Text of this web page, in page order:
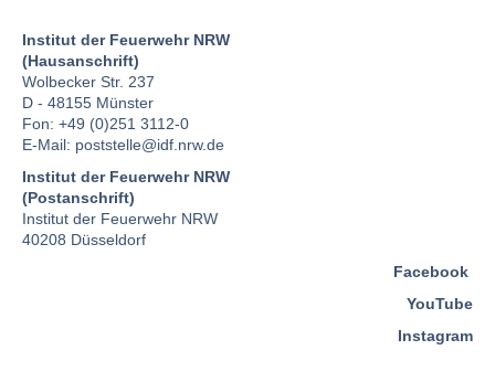
Institut der Feuerwehr NRW
(Hausanschrift)
Wolbecker Str. 237
D - 48155 Münster
Fon: +49 (0)251 3112-0
E-Mail: poststelle@idf.nrw.de
Institut der Feuerwehr NRW
(Postanschrift)
Institut der Feuerwehr NRW
40208 Düsseldorf
Facebook
YouTube
Instagram